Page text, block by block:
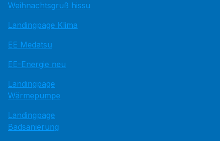
Weihnachtsgruß hissu
Landingpage Klima
EE Medatsu
EE-Energie neu
Landingpage
Wärmepumpe
Landingpage
Badsanierung